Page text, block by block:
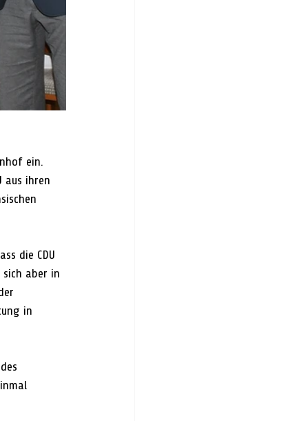
ein.
aus ihren
die CDU
aber in
in